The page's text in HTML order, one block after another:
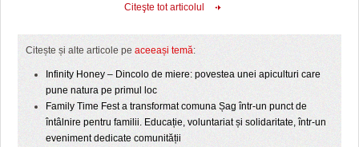
Citeşte tot articolul
Citește și alte articole pe aceeași temă:
Infinity Honey – Dincolo de miere: povestea unei apiculturi care
pune natura pe primul loc
Family Time Fest a transformat comuna Șag într-un punct de
întâlnire pentru familii. Educație, voluntariat și solidaritate, într-un
eveniment dedicate comunității